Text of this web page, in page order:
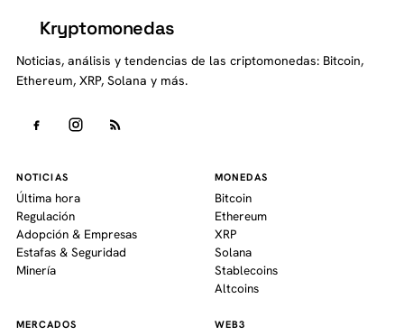
Kryptomonedas
Noticias, análisis y tendencias de las criptomonedas: Bitcoin,
Ethereum, XRP, Solana y más.
NOTICIAS
Última hora
Regulación
Adopción & Empresas
Estafas & Seguridad
Minería
MONEDAS
Bitcoin
Ethereum
XRP
Solana
Stablecoins
Altcoins
MERCADOS WEB3